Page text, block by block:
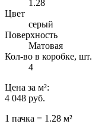
1.28
Цвет
серый
Поверхность
Матовая
Кол-во в коробке, шт.
4
Цена за м²:
4 048 руб.
1 пачка = 1.28 м²